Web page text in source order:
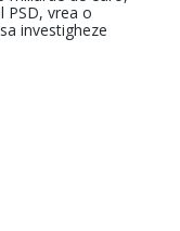
PSD, vrea o
investigheze